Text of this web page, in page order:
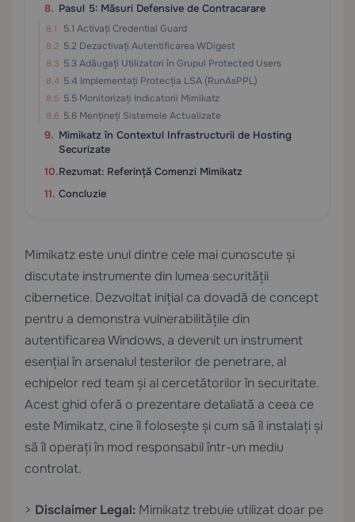
Pasul 5: Măsuri Defensive de Contracarare
5.1 Activați Credential Guard
5.2 Dezactivați Autentificarea WDigest
5.3 Adăugați Utilizatori în Grupul Protected Users
5.4 Implementați Protecția LSA (RunAsPPL)
5.5 Monitorizați Indicatorii Mimikatz
5.6 Mențineți Sistemele Actualizate
Mimikatz în Contextul Infrastructurii de Hosting
Securizate
Rezumat: Referință Comenzi Mimikatz
Concluzie
Mimikatz este unul dintre cele mai cunoscute și
discutate instrumente din lumea securității
cibernetice. Dezvoltat inițial ca dovadă de concept
pentru a demonstra vulnerabilitățile din
autentificarea Windows, a devenit un instrument
esențial în arsenalul testerilor de penetrare, al
echipelor red team și al cercetătorilor în securitate.
Acest ghid oferă o prezentare detaliată a ceea ce
este Mimikatz, cine îl folosește și cum să îl instalați și
să îl operați în mod responsabil într-un mediu
controlat.
> Disclaimer Legal: Mimikatz trebuie utilizat doar pe